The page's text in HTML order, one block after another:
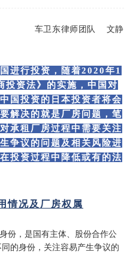
车卫东律师团队 文静
进行投资，随着2020年1
投资法》的实施，中国对
国投资的日本投资者将会
解决的就是厂房问题，笔
承租厂房过程中需要关注
争议的问题及相关风险进
投资过程中降低或有的法
情况及厂房权属
，是国有主体、股份合作公
的身份，关注容易产生争议的